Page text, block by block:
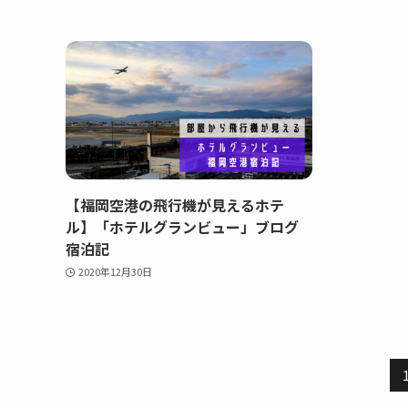
【福岡空港の飛行機が見えるホテ
ル】「ホテルグランビュー」ブログ
宿泊記
2020年12月30日
1